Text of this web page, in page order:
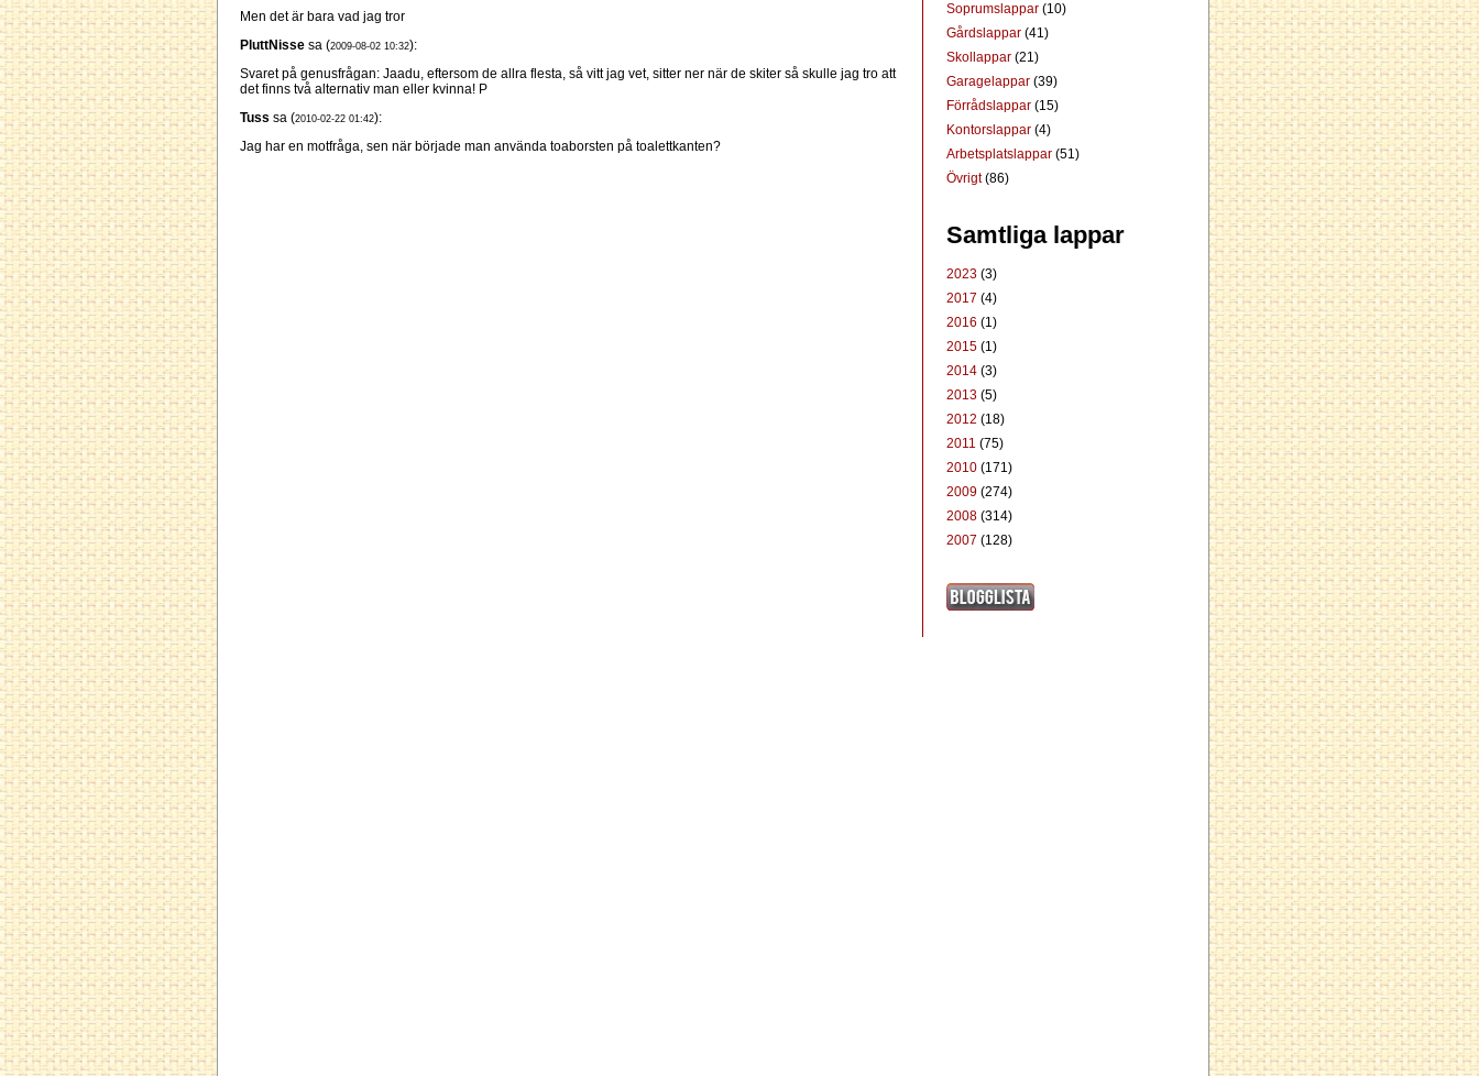
Men det är bara vad jag tror
PluttNisse sa (2009-08-02 10:32):
Svaret på genusfrågan: Jaadu, eftersom de allra flesta, så vitt jag vet, sitter ner när de skiter så skulle jag tro att
det finns två alternativ man eller kvinna! P
Tuss sa (2010-02-22 01:42):
Jag har en motfråga, sen när började man använda toaborsten på toalettkanten?
Soprumslappar (10)
Gårdslappar (41)
Skollappar (21)
Garagelappar (39)
Förrådslappar (15)
Kontorslappar (4)
Arbetsplatslappar (51)
Övrigt(86)
Samtliga lappar
2023 (3)
2017 (4)
2016 (1)
2015 (1)
2014 (3)
2013 (5)
2012 (18)
2011 (75)
2010 (171)
2009 (274)
2008 (314)
2007 (128)